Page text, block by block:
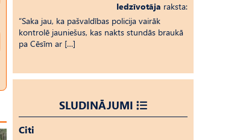
Iedzīvotāja raksta:
“Saka jau, ka pašvaldības policija vairāk
kontrolē jauniešus, kas nakts stundās braukā
pa Cēsīm ar […]
SLUDINĀJUMI
Citi